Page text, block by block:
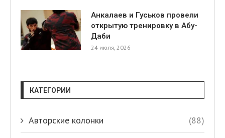
Анкалаев и Гуськов провели
открытую тренировку в Абу-
Даби
24 июля, 2026
КАТЕГОРИИ
Авторские колонки (88)